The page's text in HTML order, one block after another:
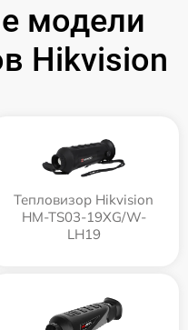
модели
Hikvision
Тепловизор Hikvision
HM-TS03-19XG/W-
LH19